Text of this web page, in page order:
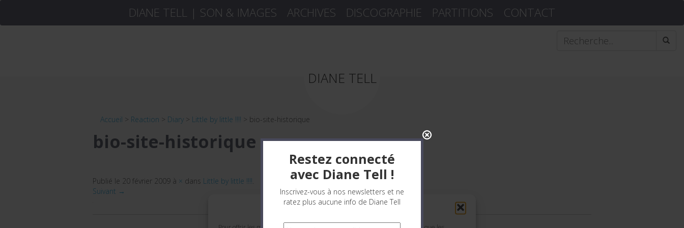
Gérer le consentement
DIANE TELL | SON & IMAGES ARCHIVES DISCOGRAPHIE PARTITIONS CONTACT
DIANE TELL
Accueil > Reaction > Diary > Little by little !!!! > bio-site-historique
bio-site-historique
Publié le 20 février 2009 à × dans Little by little !!!!.
Suivant →
Restez connecté
avec Diane Tell !
Inscrivez-vous à nos newsletters et ne
ratez plus aucune info de Diane Tell